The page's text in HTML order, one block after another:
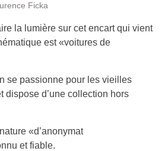
Ficka
la lumière sur cet encart qui vient
est «voitures de
se passionne pour les vieilles
dispose d’une collection hors
«d’anonymat
et fiable.